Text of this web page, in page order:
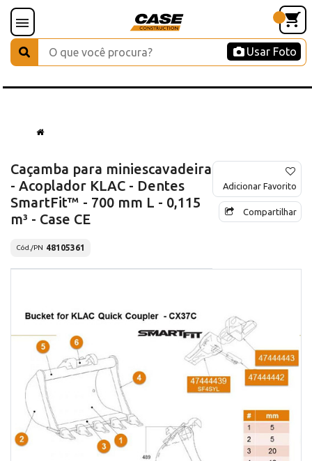
Usar Foto
Caçamba para miniescavadeira
- Acoplador KLAC - Dentes
SmartFit™ - 700 mm L - 0,115
m³ - Case CE
Cód./PN 48105361
Adicionar Favorito
Compartilhar